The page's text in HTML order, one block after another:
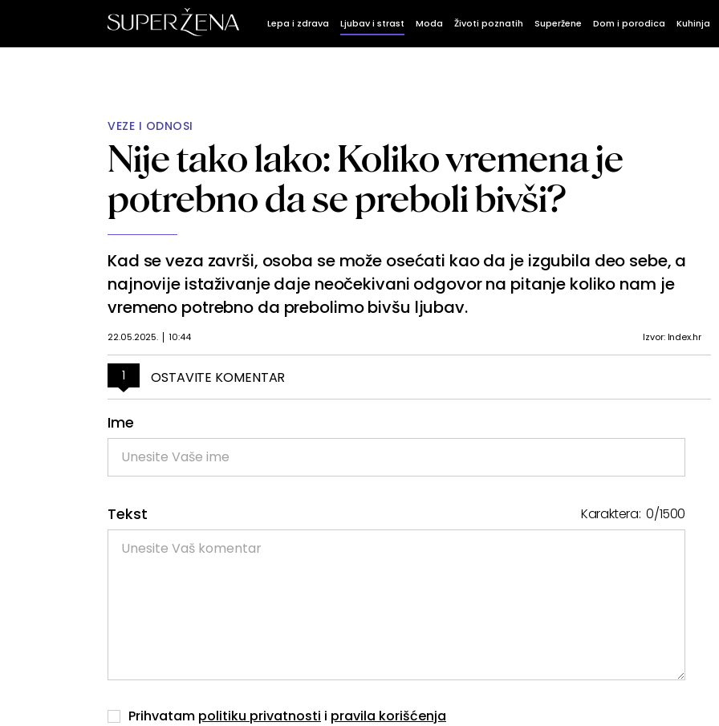
Lepa i zdrava Ljubav i strast Moda Životi poznatih Superžene Dom i porodica Kuhinja
VEZE I ODNOSI
Nije tako lako: Koliko vremena je
potrebno da se preboli bivši?
Kad se veza završi, osoba se može osećati kao da je izgubila deo sebe, a
najnovije istaživanje daje neočekivani odgovor na pitanje koliko nam je
vremeno potrebno da prebolimo bivšu ljubav.
22.05.2025. 10:44 Izvor: Index.hr
1 OSTAVITE KOMENTAR
Ime
Tekst Karaktera:0/1500
Prihvatam politiku privatnosti i pravila korišćenja